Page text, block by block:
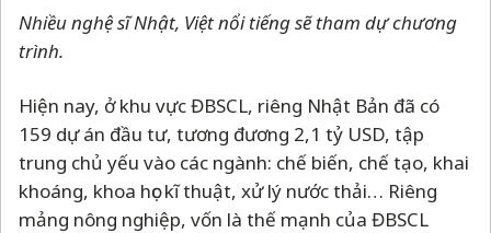
Nhiều nghệ sĩ Nhật, Việt nổi tiếng sẽ tham dự chương
trình.
Hiện nay, ở khu vực ĐBSCL, riêng Nhật Bản đã có
159 dự án đầu tư, tương đương 2,1 tỷ USD, tập
trung chủ yếu vào các ngành: chế biến, chế tạo, khai
khoáng, khoa học kĩ thuật, xử lý nước thải… Riêng
mảng nông nghiệp, vốn là thế mạnh của ĐBSCL